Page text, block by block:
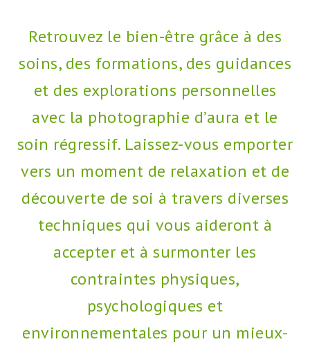
réseaux
pour
rien
manquer
la
rentrée
!
Retrouvez le bien-être grâce à des
soins, des formations, des guidances
et des explorations personnelles
avec la photographie d’aura et le
soin régressif. Laissez-vous emporter
vers un moment de relaxation et de
découverte de soi à travers diverses
techniques qui vous aideront à
accepter et à surmonter les
contraintes physiques,
psychologiques et
environnementales pour un mieux-